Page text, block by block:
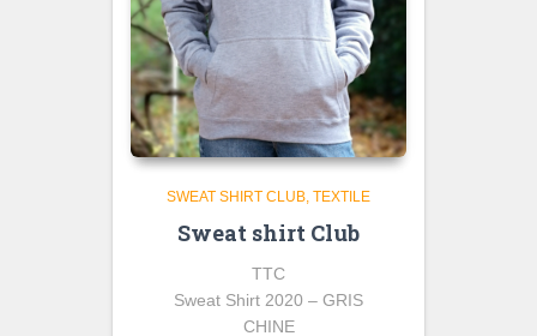
SWEAT SHIRT CLUB TEXTILE
Sweat shirt Club
TTC
Sweat Shirt 2020 – GRIS
CHINE